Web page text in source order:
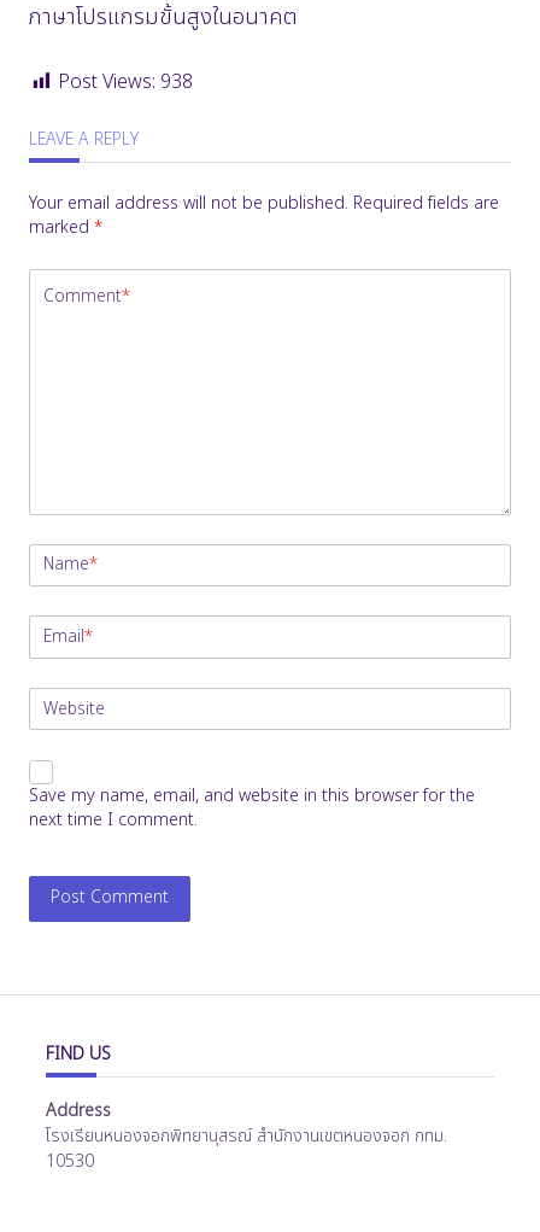
ภาษาโปรแกรมขั้นสูงในอนาคต
Post Views: 938
LEAVE A REPLY
Your email address will not be published. Required fields are
marked *
Comment*
Name*
Email*
Website
Save my name, email, and website in this browser for the
next time I comment.
FIND US
Address
โรงเรียนหนองจอกพิทยานุสรณ์ สำนักงานเขตหนองจอก กทม.
10530